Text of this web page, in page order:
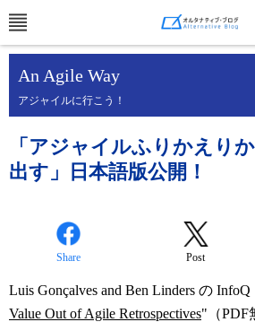
An Agile Way
アジャイルに行こう！
「アジャイルふりかえり
出す」日本語版公開！
Share Post
Luis Gonçalves and Ben Linders の
Value Out of Agile Retrospectives"（PDF